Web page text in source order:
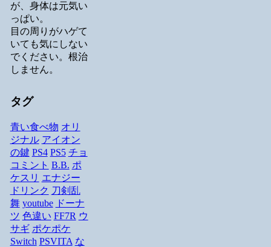
が、身体は元気い
っぱい。
目の周りがハゲて
いても気にしない
でください。根治
しません。
タグ
青い食べ物 オリ
ジナル アイオン
の鍵 PS4 PS5 チョ
コミント B.B. ポ
ケスリ エナジー
ドリンク 刀剣乱
舞 youtube ドーナ
ツ 色違い FF7R ウ
サギ ポケポケ
Switch PSVITA な